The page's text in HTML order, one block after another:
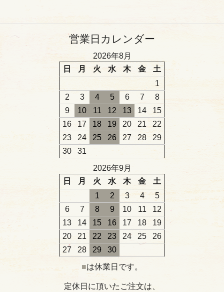
営業日カレンダー
2026年8月
日
月 火 水 木 金
土
1
2
3 4 5 6 7
8
9
10 11 12 13 14
15
16
17 18 19 20 21
22
23
24 25 26 27 28
29
30
31
2026年9月
日
月 火 水 木 金
土
1
2 3 4
5
6
7 8 9 10 11
12
13
14 15 16 17 18
19
20
21 22 23 24 25
26
27
28 29
30
■は休業日です。
定休日に頂いたご注文は、